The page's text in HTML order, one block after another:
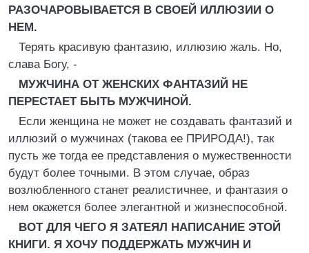
РАЗОЧАРОВЫВАЕТСЯ В СВОЕЙ ИЛЛЮЗИИ О
НЕМ.
Терять красивую фантазию, иллюзию жаль. Но,
слава Богу, -
МУЖЧИНА ОТ ЖЕНСКИХ ФАНТАЗИЙ НЕ
ПЕРЕСТАЕТ БЫТЬ МУЖЧИНОЙ.
Если женщина не может не создавать фантазий и
иллюзий о мужчинах (такова ее ПРИРОДА!), так
пусть же тогда ее представления о мужественности
будут более точными. В этом случае, образ
возлюбленного станет реалистичнее, и фантазия о
нем окажется более элегантной и жизнеспособной.
ВОТ ДЛЯ ЧЕГО Я ЗАТЕЯЛ НАПИСАНИЕ ЭТОЙ
КНИГИ. Я ХОЧУ ПОДДЕРЖАТЬ МУЖЧИН И